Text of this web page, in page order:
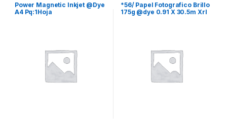
Power Magnetic Inkjet @Dye
A4 Pq:1Hoja
*56/ Papel Fotografico Brillo
175g @dye 0.91 X 30.5m Xrl